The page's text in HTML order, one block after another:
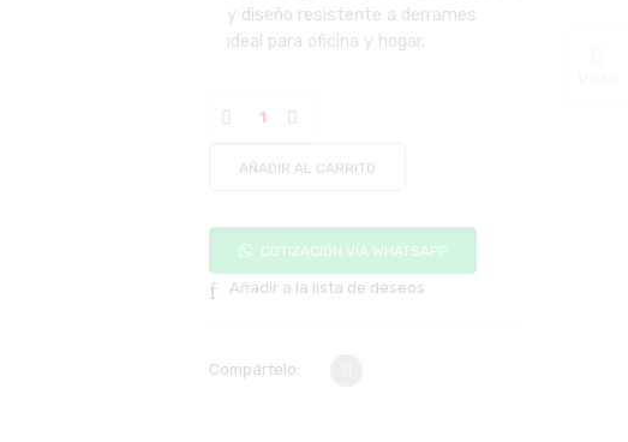
y diseño resistente a derrames
ideal para oficina y hogar.
AÑADIR AL CARRITO
COTIZACIÓN VÍA WHATSAPP
Añadir a la lista de deseos
Compártelo: